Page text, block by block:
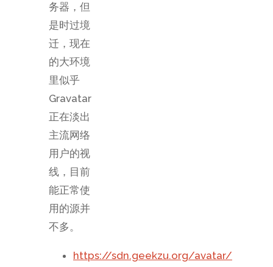
务器，但
是时过境
迁，现在
的大环境
里似乎
Gravatar
正在淡出
主流网络
用户的视
线，目前
能正常使
用的源并
不多。
https://sdn.geekzu.org/avatar/